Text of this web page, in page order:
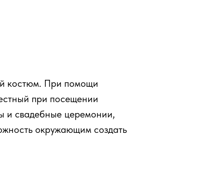
костюм. При помощи
при посещении
и свадебные церемонии,
окружающим создать